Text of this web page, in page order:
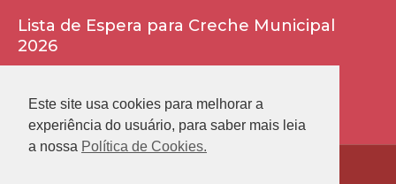
Lista de Espera para Creche Municipal
2026
Este site usa cookies para melhorar a
experiência do usuário, para saber mais leia
a nossa Política de Cookies.